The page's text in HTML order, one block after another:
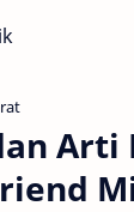
Arti